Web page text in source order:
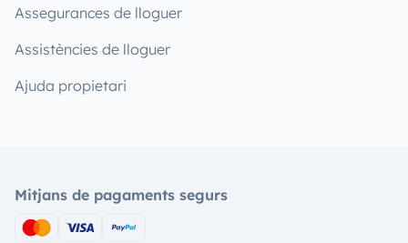
Assegurances de lloguer
Assistències de lloguer
Ajuda propietari
Mitjans de pagaments segurs